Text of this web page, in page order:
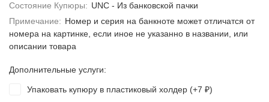
Состояние Купюры: UNC - Из банковской пачки
Примечание: Номер и серия на банкноте может отличатся от
номера на картинке, если иное не указанно в названии, или
описании товара
Дополнительные услуги:
Упаковать купюру в пластиковый холдер (+7 ₽)